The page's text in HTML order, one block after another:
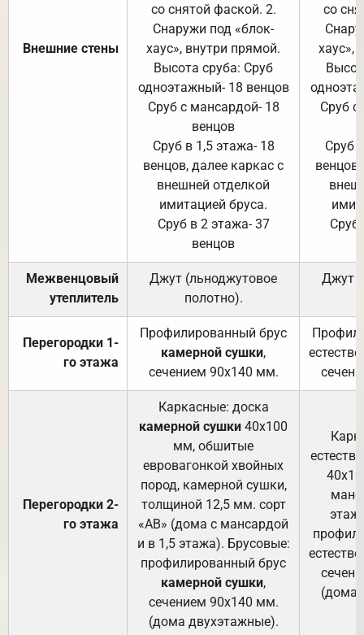
Внешние стены
со снятой фаской. 2.
Снаружи под «блок-
хаус», внутри прямой.
Высота сруба: Сруб
одноэтажный- 18 венцов
Сруб с мансардой- 18
венцов
Сруб в 1,5 этажа- 18
венцов, далее каркас с
внешней отделкой
имитацией бруса.
Сруб в 2 этажа- 37
венцов
со
хаус»,
Сруб с
Сруб
Сруб
Межвенцовый
утеплитель
Джут (льноджутовое
полотно).
Джут
Перегородки 1-
го этажа
Профилированный брус
камерной сушки,
сечением 90х140 мм.
Перегородки 2-
го этажа
Каркасные: доска
камерной сушки 40х100
мм, обшитые
евровагонкой хвойных
пород, камерной сушки,
толщиной 12,5 мм. сорт
«АВ» (дома с мансардой
и в 1,5 этажа). Брусовые:
профилированный брус
камерной сушки,
сечением 90х140 мм.
(дома двухэтажные).
(дома